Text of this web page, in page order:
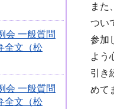
会 一般質問
全文（松
会 一般質問
全文（松
また
つい
参加
よう
引き
めて